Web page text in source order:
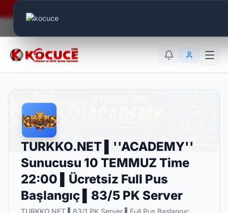
TURKKO.NET ▌''ACADEMY''
Sunucusu 10 TEMMUZ Time
22:00 ▌Ücretsiz Full Pus
Başlangıç ▌83/5 PK Server
TURKKO.NET ▌83/1 PK Server ▌Full Pus Başlangıç